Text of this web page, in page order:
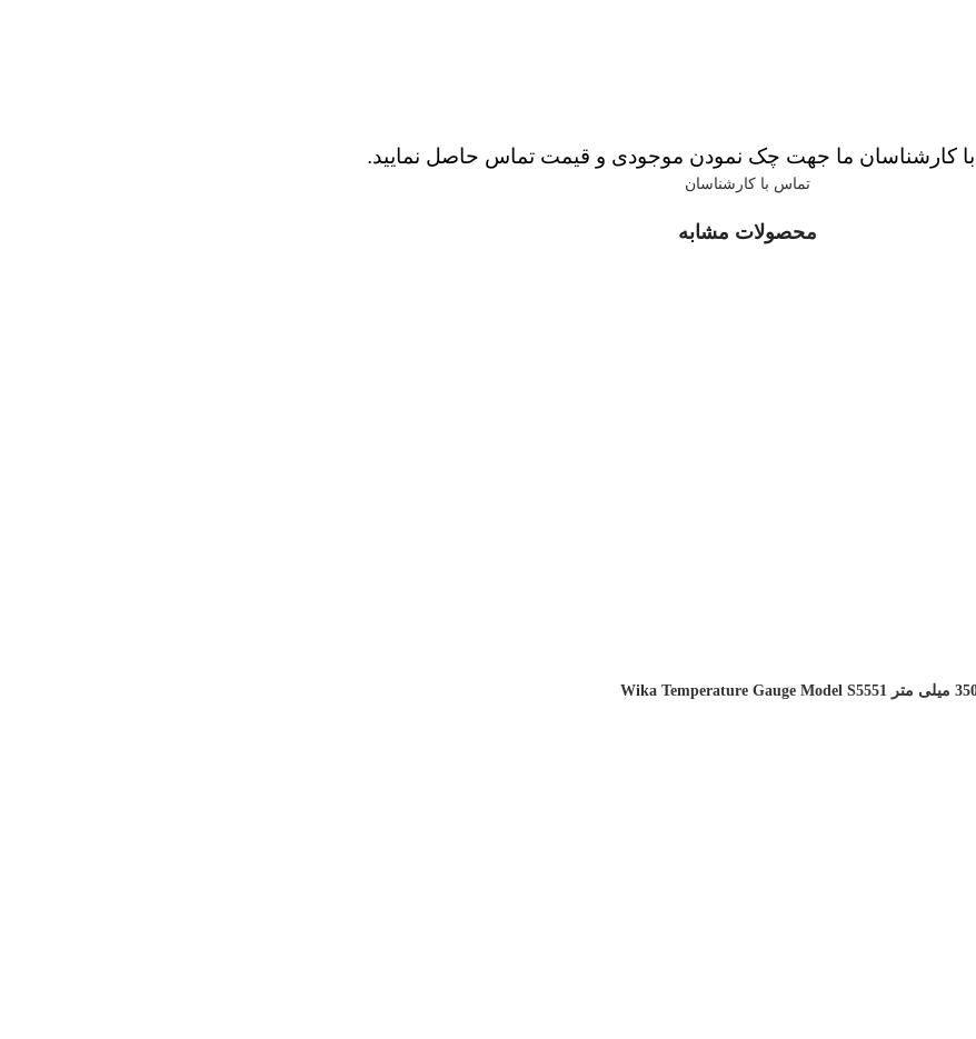
با کارشناسان ما جهت چک نمودن موجودی و قیمت تماس حاصل نمایید.
تماس با کارشناسان
محصولات مشابه